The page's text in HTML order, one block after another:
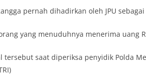
pernah dihadirkan oleh JPU sebagai
yang menuduhnya menerima uang
saat diperiksa penyidik Polda